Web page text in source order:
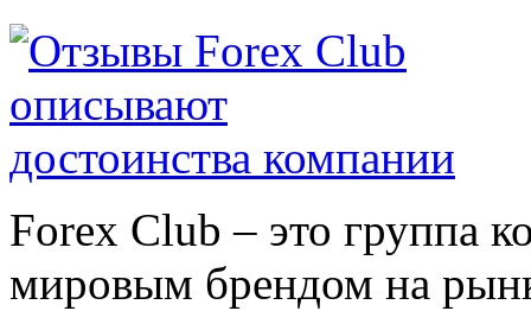
Forex Сlub – это группа
мировым брендом на